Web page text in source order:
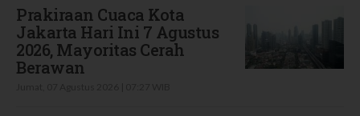
Prakiraan Cuaca Kota
Jakarta Hari Ini 7 Agustus
2026, Mayoritas Cerah
Berawan